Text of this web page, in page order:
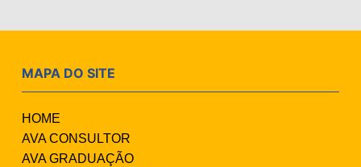
MAPA DO SITE
HOME
AVA CONSULTOR
AVA GRADUAÇÃO